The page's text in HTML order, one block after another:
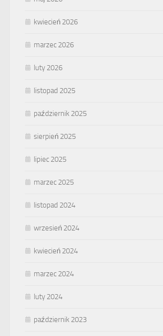
kwiecień 2026
marzec 2026
luty 2026
listopad 2025
październik 2025
sierpień 2025
lipiec 2025
marzec 2025
listopad 2024
wrzesień 2024
kwiecień 2024
marzec 2024
luty 2024
październik 2023